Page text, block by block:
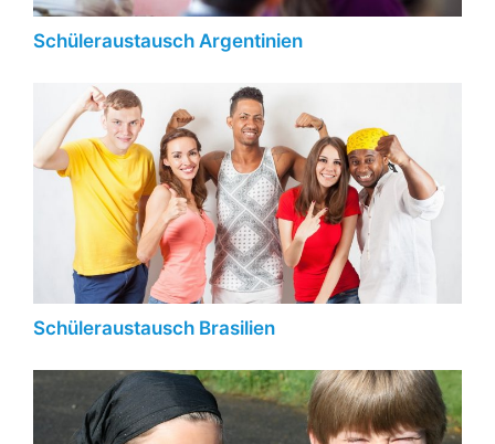
Schüleraustausch Argentinien
Schüleraustausch Brasilien